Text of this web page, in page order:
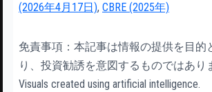
(2026年4月17日), CBRE (2025年)
免責事項：本記事は情報の提供を目的
り、投資勧誘を意図するものではあり
Visuals created using artificial intelligence.